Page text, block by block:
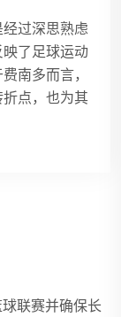
过深思熟虑
了足球运动
南多而言，
点，也为其
联赛并确保长